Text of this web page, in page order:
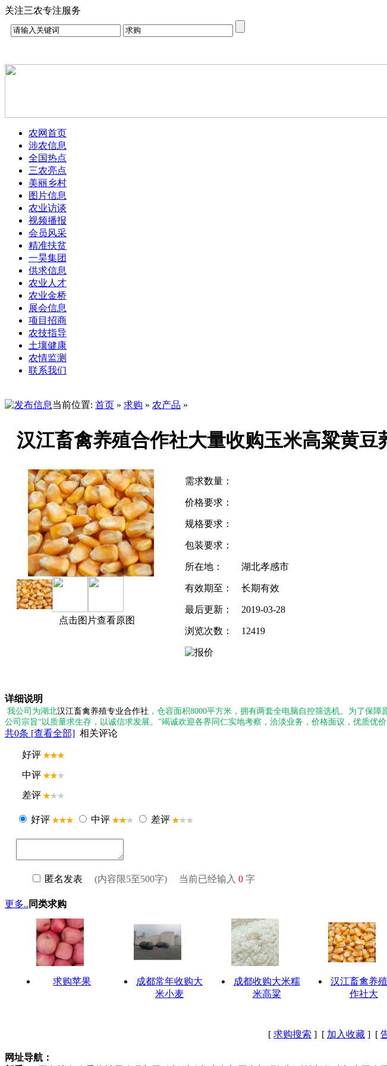
关注三农专注服务
农网首页
涉农信息
全国热点
三农亮点
美丽乡村
图片信息
农业访谈
视频播报
会员风采
精准扶贫
一昊集团
供求信息
农业人才
农业金桥
展会信息
项目招商
农技指导
土壤健康
农情监测
联系我们
当前位置: 首页 » 求购 » 农产品 »
汉江畜禽养殖合作社大量收购玉米高粱黄豆
点击图片查看原图
需求数量：
价格要求：
规格要求：
包装要求：
所在地： 湖北孝感市
有效期至： 长期有效
最后更新： 2019-03-28
浏览次数： 12419
详细说明
我公司为湖北汉江畜禽养殖专业合作社 ，仓容面积8000平方米，拥有两套全电脑自控筛选机。为了保障
公司宗旨“以质量求生存，以诚信求发展。 ”竭诚欢迎各界同仁实地考察，洽淡业务，价格面议，优质优价
共0条 [查看全部] 相关评论
更多.. 同类求购
求购苹果
成都常年收购大
米小麦
成都收购大米糯
米高粱
汉江畜禽养
作社大
[ 求购搜索 ] [ 加入收藏 ] [
网址导航：